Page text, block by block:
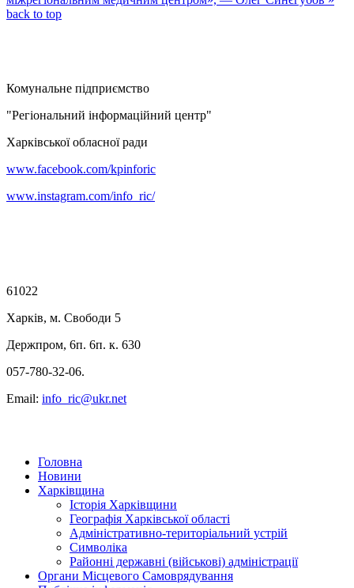
back to top
Комунальне підприємство
"Регіональний інформаційний центр"
Харківської обласної ради
www.facebook.com/kpinforic
www.instagram.com/info_ric/
61022
Харків, м. Свободи 5
Держпром, 6п. 6п. к. 630
057-780-32-06.
Email: info_ric@ukr.net
Головна
Новини
Харківщина
Історія Харківщини
Географія Харківської області
Адміністративно-територіальний устрій
Символіка
Районні державні (військові) адміністрації
Органи Місцевого Самоврядування